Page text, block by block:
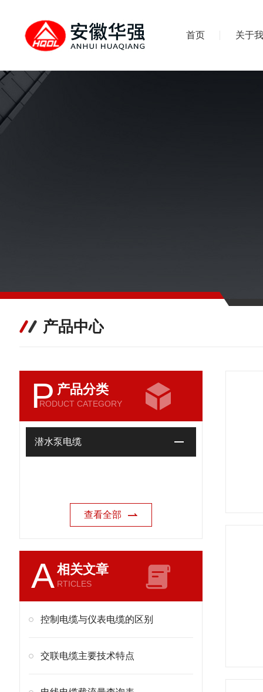
首页 关于
产品中心
P 产品分类
RODUCT CATEGORY
潜水泵电缆
查看全部
A相关文章
RTICLES
控制电缆与仪表电缆的区别
交联电缆主要技术特点